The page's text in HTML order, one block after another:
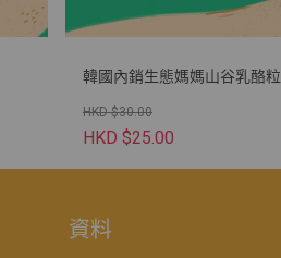
韓國內銷生態媽媽山谷乳酪粒
HKD $30.00
HKD $25.00
資料